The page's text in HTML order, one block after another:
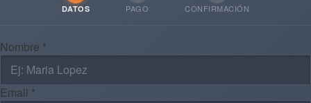
DATOS PAGO CONFIRMACIÓN
Nombre *
Email *